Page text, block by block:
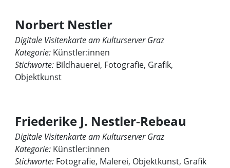
Norbert Nestler
Digitale Visitenkarte am Kulturserver Graz
Kategorie: Künstler:innen
Stichworte: Bildhauerei, Fotografie, Grafik,
Objektkunst
Friederike J. Nestler-Rebeau
Digitale Visitenkarte am Kulturserver Graz
Kategorie: Künstler:innen
Stichworte: Fotografie, Malerei, Objektkunst, Grafik